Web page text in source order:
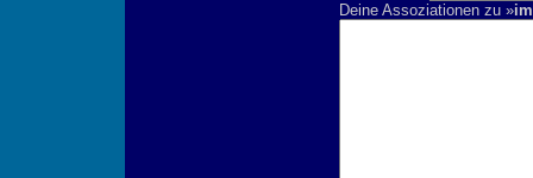
Deine Assoziationen zu »